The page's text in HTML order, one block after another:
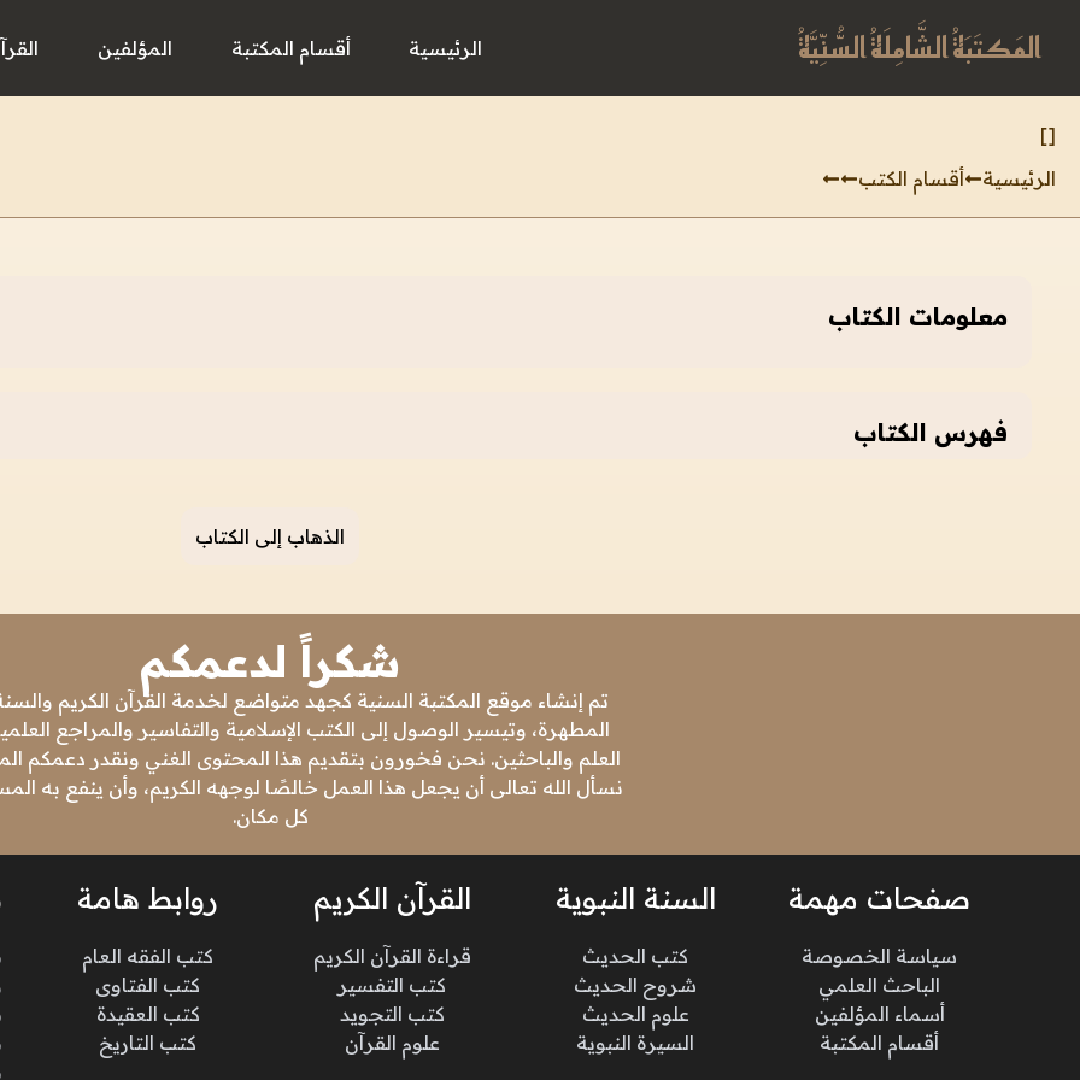
المَكتَبَةُ الشَّامِلَةُ السُّنِّيَّةُ الرئيسية أقسام المكتبة المؤلفين
[
]
الرئيسية
أقسام الكتب
معلومات الكتاب
فهرس الكتاب
الذهاب إلى الكتاب
شكراً لدعمكم
تم إنشاء موقع المكتبة السنية كجهد متواضع لخدمة القرآن الكريم والسنة
المطهرة، وتيسير الوصول إلى الكتب الإسلامية والتفاسير والمراجع
العلم والباحثين. نحن فخورون بتقديم هذا المحتوى الغني ونقدر دعمكم
نسأل الله تعالى أن يجعل هذا العمل خالصًا لوجهه الكريم، وأن ينفع به
كل مكان.
صفحات مهمة
سياسة الخصوصة
الباحث العلمي
أسماء المؤلفين
أقسام المكتبة
السنة النبوية
كتب الحديث
شروح الحديث
علوم الحديث
السيرة النبوية
القرآن الكريم
قراءة القرآن الكريم
كتب التفسير
كتب التجويد
علوم القرآن
روابط هامة
كتب الفقه العام
كتب الفتاوى
كتب العقيدة
كتب التاريخ